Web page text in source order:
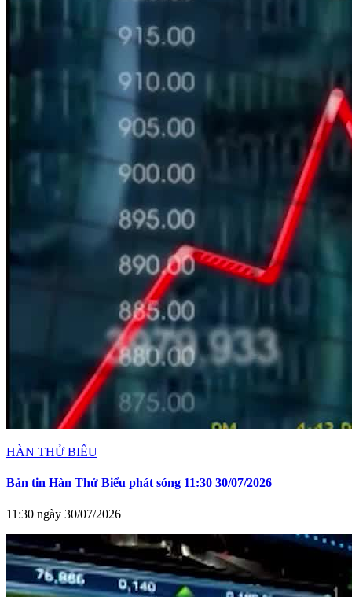
HÀN THỬ BIỂU
Bản tin Hàn Thử Biểu phát sóng 11:30 30/07/2026
11:30 ngày 30/07/2026